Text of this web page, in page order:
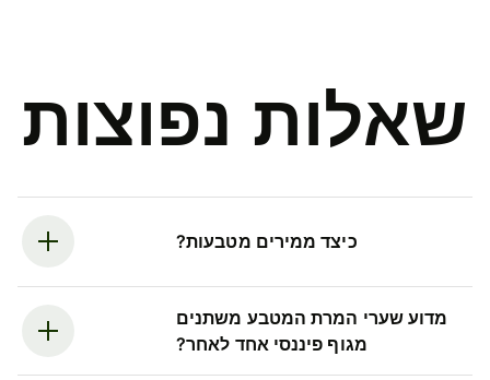
שאלות נפוצות
כיצד ממירים מטבעות?
מדוע שערי המרת המטבע משתנים
מגוף פיננסי אחד לאחר?